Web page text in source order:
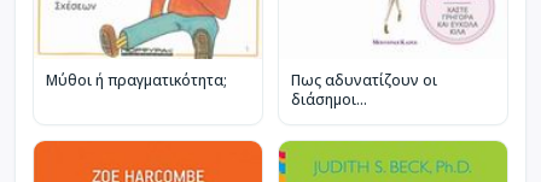
Μύθοι ή πραγματικότητα;
Πως αδυνατίζουν οι
διάσημοι...